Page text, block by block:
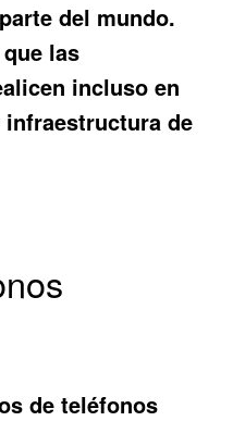
del mundo.
las
incluso en
de
de teléfonos